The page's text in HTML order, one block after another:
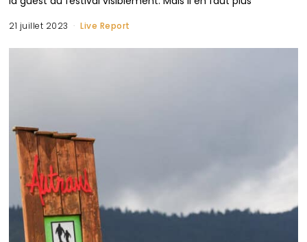
21 juillet 2023 Live Report